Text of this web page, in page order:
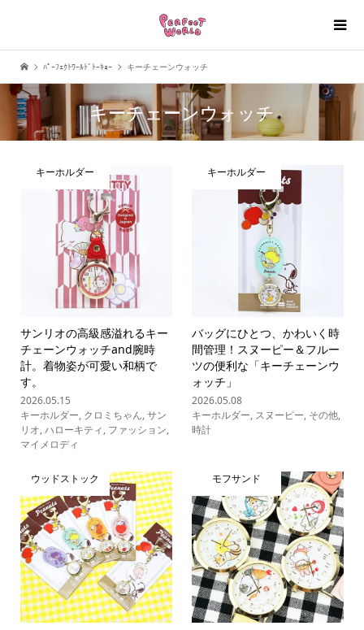
ﾊﾟｰﾌｪｸﾄﾜｰﾙﾄﾞﾄｰｷｮｰ キーチェーンウォッチ
キーチェーンウォッチ
キーホルダー
サンリオの高級感溢れるキー
チェーンウォッチand腕時
計。着物姿が可愛い和柄で
す。
2026.05.15
キーホルダー, クロミちゃん,サン
リオ,ハローキティ, ファッション,
マイメロディ
キーホルダー
バッグにひとつ、かわいく時
間管理！スヌーピー＆フルー
ツの便利な「キーチェーンウ
ォッチ」
2026.05.08
キーホルダー, スヌーピー, その他,
時計
ウッドストック モフサンド